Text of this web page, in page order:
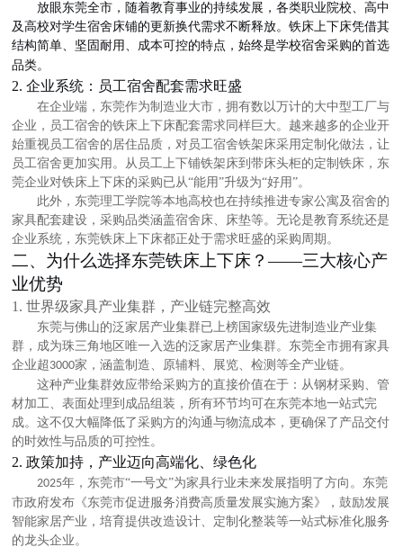
放眼东莞全市，随着教育事业的持续发展，各类职业院校、高中
及高校对学生宿舍床铺的更新换代需求不断释放。铁床上下床凭借其
结构简单、坚固耐用、成本可控的特点，始终是学校宿舍采购的首选
品类。
2. 企业系统：员工宿舍配套需求旺盛
在企业端，东莞作为制造业大市，拥有数以万计的大中型工厂与
企业，员工宿舍的铁床上下床配套需求同样巨大。越来越多的企业开
始重视员工宿舍的居住品质，对员工宿舍铁架床采用定制化做法，让
员工宿舍更加实用。从员工上下铺铁架床到带床头柜的定制铁床，东
莞企业对铁床上下床的采购已从“能用”升级为“好用”。
此外，东莞理工学院等本地高校也在持续推进专家公寓及宿舍的
家具配套建设，采购品类涵盖宿舍床、床垫等。无论是教育系统还是
企业系统， 东莞铁床上下床都正处于需求旺盛的采购周期。
二、为什么选择东莞铁床上下床？——三大核心产
业优势
1. 世界级家具产业集群，产业链完整高效
东莞与佛山的泛家居产业集群已上榜国家级先进制造业产业集
群，成为珠三角地区唯一入选的泛家居产业集群。东莞全市拥有家具
企业超 3000家，涵盖制造、原辅料、展览、检测等全产业链。
这种产业集群效应带给采购方的直接价值在于：从钢材采购、管
材加工、表面处理到成品组装，所有环节均可在东莞本地一站式完
成。这不仅大幅降低了采购方的沟通与物流成本，更确保了产品交付
的时效性与品质的可控性。
2. 政策加持，产业迈向高端化、绿色化
2025年，东莞市“一号文”为家具行业未来发展指明了方向 。东莞
市政府发布《东莞市促进服务消费高质量发展实施方案》，鼓励发展
智能家居产业，培育提供改造设计、定制化整装等一站式标准化服务
的龙头企业。